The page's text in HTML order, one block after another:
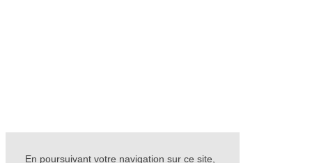
En poursuivant votre navigation sur ce site,